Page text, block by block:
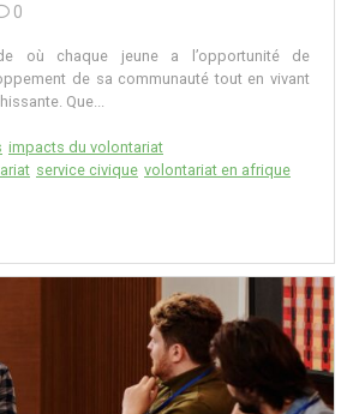
0
où chaque jeune a l’opportunité de
de sa communauté tout en vivant
Que...
impacts du volontariat
service civique volontariat en afrique